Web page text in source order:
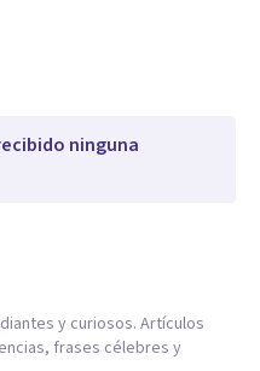
ninguna
y curiosos. Artículos
frases célebres y